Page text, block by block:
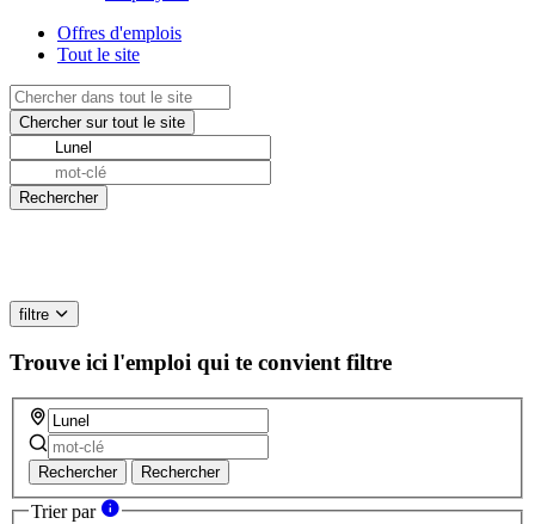
Offres d'emplois
Tout le site
filtre
Trouve ici l'emploi qui te convient filtre
Rechercher Rechercher
Trier par